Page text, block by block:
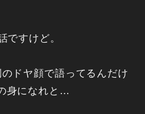
ですけど。
ドヤ顔で語ってるんだけ
身になれと…